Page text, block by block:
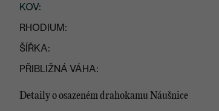
KOV:
RHODIUM:
ŠÍŘKA:
PŘIBLIŽNÁ VÁHA:
Detaily o osazeném drahokamu Náušnice